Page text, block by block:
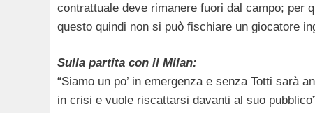
contrattuale deve rimanere fuori dal campo; per
questo quindi non si può fischiare un giocatore
Sulla partita con il Milan:
“Siamo un po’ in emergenza e senza Totti sarà
in crisi e vuole riscattarsi davanti al suo